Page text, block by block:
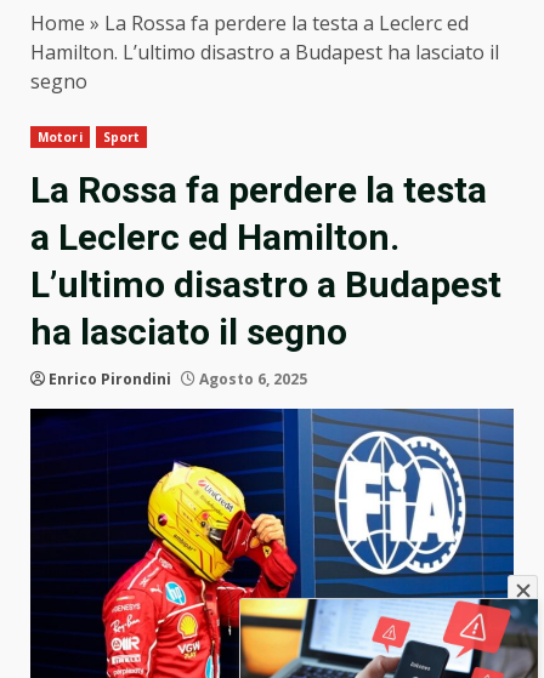
Home » La Rossa fa perdere la testa a Leclerc ed
Hamilton. L’ultimo disastro a Budapest ha lasciato il
segno
Motori Sport
La Rossa fa perdere la testa
a Leclerc ed Hamilton.
L’ultimo disastro a Budapest
ha lasciato il segno
Enrico Pirondini Agosto 6, 2025